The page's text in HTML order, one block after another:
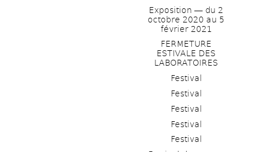
Exposition ― du 2
octobre 2020 au 5
février 2021
FERMETURE
ESTIVALE DES
LABORATOIRES
Festival
Festival
Festival
Festival
Festival